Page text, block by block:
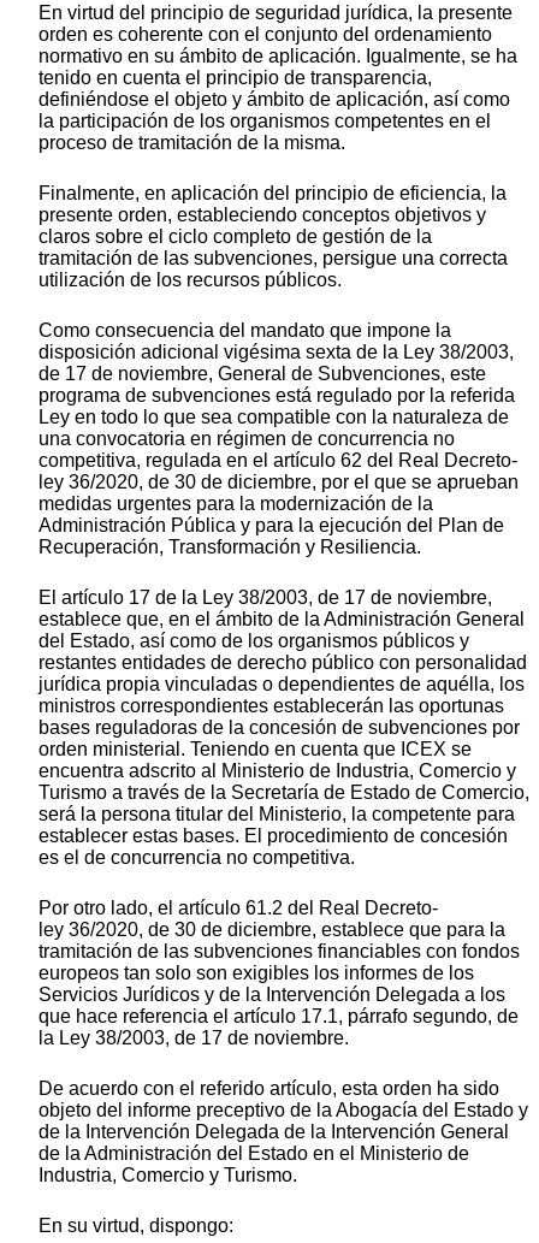
En virtud del principio de seguridad jurídica, la presente
orden es coherente con el conjunto del ordenamiento
normativo en su ámbito de aplicación. Igualmente, se ha
tenido en cuenta el principio de transparencia,
definiéndose el objeto y ámbito de aplicación, así como
la participación de los organismos competentes en el
proceso de tramitación de la misma.
Finalmente, en aplicación del principio de eficiencia, la
presente orden, estableciendo conceptos objetivos y
claros sobre el ciclo completo de gestión de la
tramitación de las subvenciones, persigue una correcta
utilización de los recursos públicos.
Como consecuencia del mandato que impone la
disposición adicional vigésima sexta de la Ley 38/2003,
de 17 de noviembre, General de Subvenciones, este
programa de subvenciones está regulado por la referida
Ley en todo lo que sea compatible con la naturaleza de
una convocatoria en régimen de concurrencia no
competitiva, regulada en el artículo 62 del Real Decreto-
ley 36/2020, de 30 de diciembre, por el que se aprueban
medidas urgentes para la modernización de la
Administración Pública y para la ejecución del Plan de
Recuperación, Transformación y Resiliencia.
El artículo 17 de la Ley 38/2003, de 17 de noviembre,
establece que, en el ámbito de la Administración General
del Estado, así como de los organismos públicos y
restantes entidades de derecho público con personalidad
jurídica propia vinculadas o dependientes de aquélla, los
ministros correspondientes establecerán las oportunas
bases reguladoras de la concesión de subvenciones por
orden ministerial. Teniendo en cuenta que ICEX se
encuentra adscrito al Ministerio de Industria, Comercio y
Turismo a través de la Secretaría de Estado de Comercio,
será la persona titular del Ministerio, la competente para
establecer estas bases. El procedimiento de concesión
es el de concurrencia no competitiva.
Por otro lado, el artículo 61.2 del Real Decreto-
ley 36/2020, de 30 de diciembre, establece que para la
tramitación de las subvenciones financiables con fondos
europeos tan solo son exigibles los informes de los
Servicios Jurídicos y de la Intervención Delegada a los
que hace referencia el artículo 17.1, párrafo segundo, de
la Ley 38/2003, de 17 de noviembre.
De acuerdo con el referido artículo, esta orden ha sido
objeto del informe preceptivo de la Abogacía del Estado y
de la Intervención Delegada de la Intervención General
de la Administración del Estado en el Ministerio de
Industria, Comercio y Turismo.
En su virtud, dispongo: